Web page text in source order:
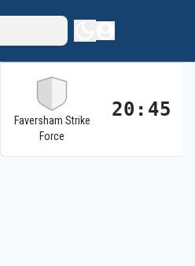
Faversham Strike
Force
20:45